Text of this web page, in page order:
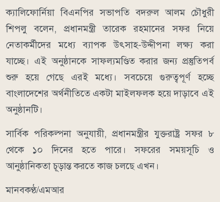
ক্যালিফোর্নিয়া বিএনপির সভাপতি বদরুল আলম চৌধুরী
শিপলু বলেন, প্রধানমন্ত্রী তারেক রহমানের সফর নিয়ে
নেতাকর্মীদের মধ্যে ব্যাপক উৎসাহ-উদ্দীপনা লক্ষ্য করা
যাচ্ছে। এই অনুষ্ঠানকে সাফল্যমণ্ডিত করার জন্য প্রস্তুতিপর্ব
শুরু হয়ে গেছে এরই মধ্যে। সবচেয়ে গুরুত্বপূর্ণ হচ্ছে
বাংলাদেশের অর্থনীতিতে একটা মাইলফলক হয়ে দাড়াবে এই
অনুষ্ঠানটি।
সার্বিক পরিকল্পনা অনুযায়ী, প্রধানমন্ত্রীর যুক্তরাষ্ট্র সফর ৮
থেকে ১০ দিনের হতে পারে। সফরের সময়সূচি ও
আনুষ্ঠানিকতা চূড়ান্ত করতে কাজ চলছে এখন।
মানবকণ্ঠ/এমআর